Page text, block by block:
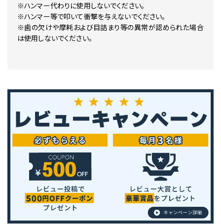
※ハンマー代わりに使用しないでください。
※ハンマー等で叩いて衝撃を与えないでください。
※歯の欠けや摩耗および目詰まり等の異常が認められた場合
は使用しないでください。